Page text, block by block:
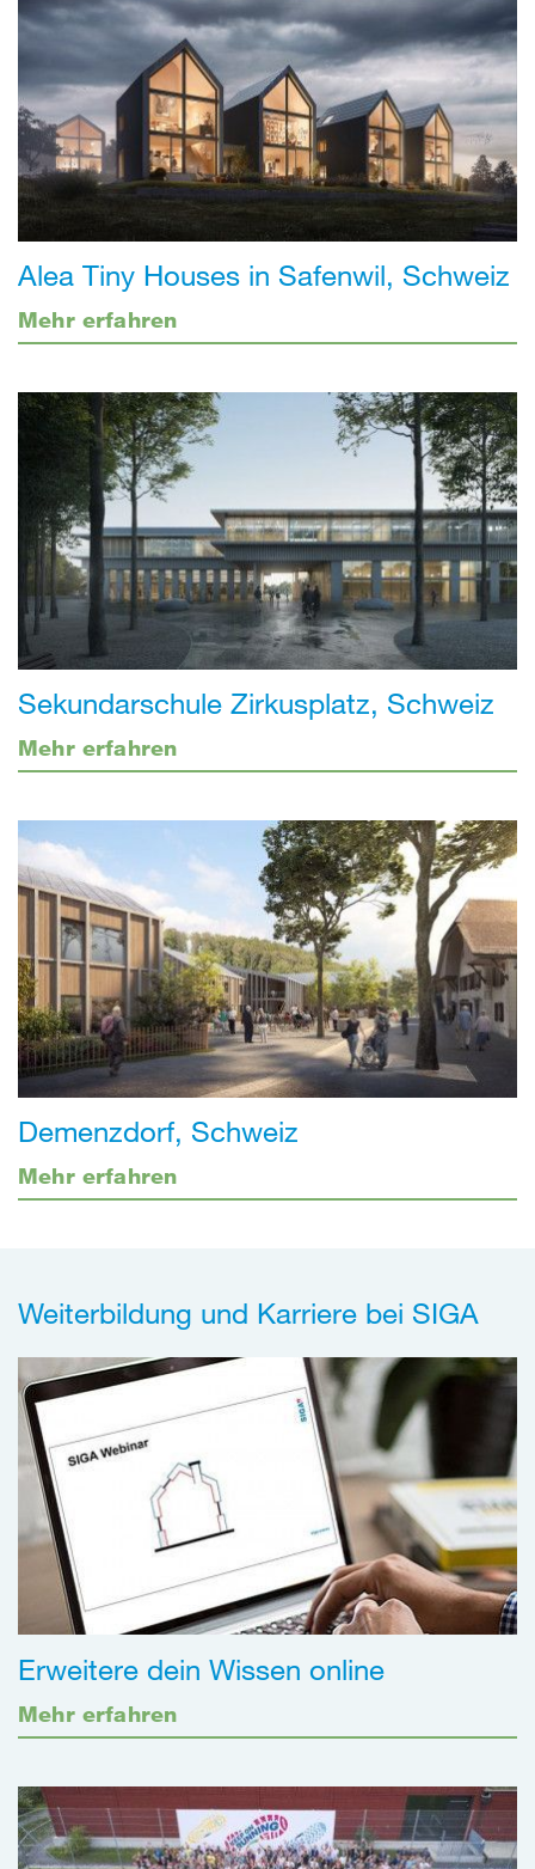
Alea Tiny Houses in Safenwil, Schweiz
Mehr erfahren
Sekundarschule Zirkusplatz, Schweiz
Mehr erfahren
Demenzdorf, Schweiz
Mehr erfahren
Weiterbildung und Karriere bei SIGA
Erweitere dein Wissen online
Mehr erfahren